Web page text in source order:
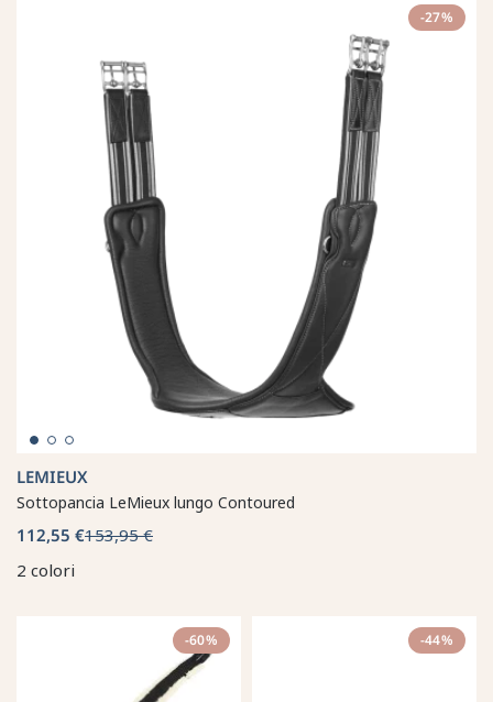
-27%
LEMIEUX
Sottopancia LeMieux lungo Contoured
112,55 €153,95 €
2 colori
-60% -44%